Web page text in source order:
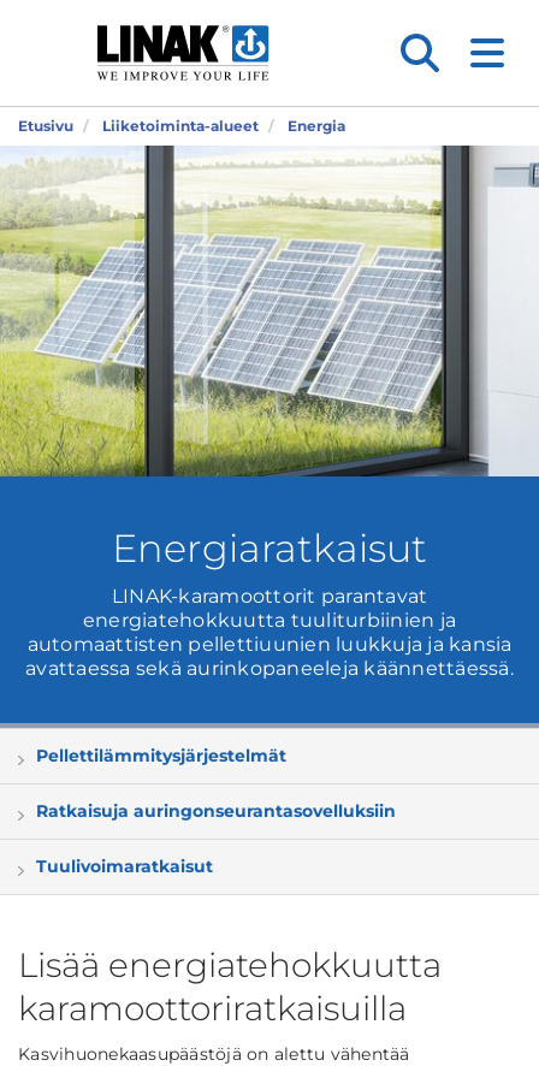
Etusivu Liiketoiminta-alueet Energia
Energiaratkaisut
LINAK-karamoottorit parantavat
energiatehokkuutta tuuliturbiinien ja
automaattisten pellettiuunien luukkuja ja kansia
avattaessa sekä aurinkopaneeleja käännettäessä.
Pellettilämmitysjärjestelmät
Ratkaisuja auringonseurantasovelluksiin
Tuulivoimaratkaisut
Lisää energiatehokkuutta
karamoottoriratkaisuilla
Kasvihuonekaasupäästöjä on alettu vähentää